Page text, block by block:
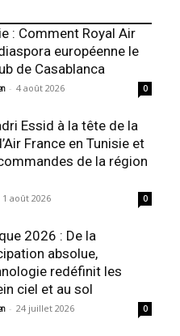
: Comment Royal Air
européenne le
de Casablanca
- 4 août 2026 0
Essid à la tête de la
France en Tunisie et
de la région
1 août 2026 0
2026 : De la
absolue,
redéfinit les
ciel et au sol
- 24 juillet 2026 0